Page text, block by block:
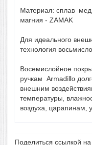
Материал: сплав
магния - ZAMAK
Для идеального
технология
Восемислойное
ручкам Armadillo
внешним
температуры,
воздуха, царапинам,
Поделиться ссылкой на